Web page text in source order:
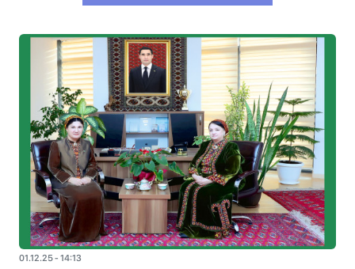
01.12.25 - 14:13